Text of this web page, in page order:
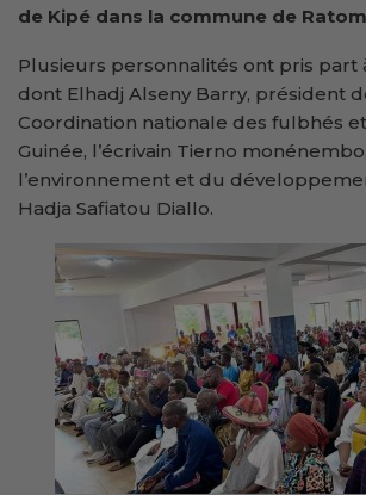
de Kipé dans la commune de
Plusieurs personnalités ont pris part
dont Elhadj Alseny Barry, président
Coordination nationale des fulbhés
Guinée, l’écrivain Tierno
l’environnement et du
Hadja Safiatou Diallo.